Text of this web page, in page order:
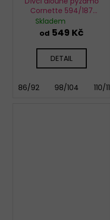
Cornette 594/187
Bears
Skladem
od 549 Kč
DETAIL
86/92 98/104 110/116